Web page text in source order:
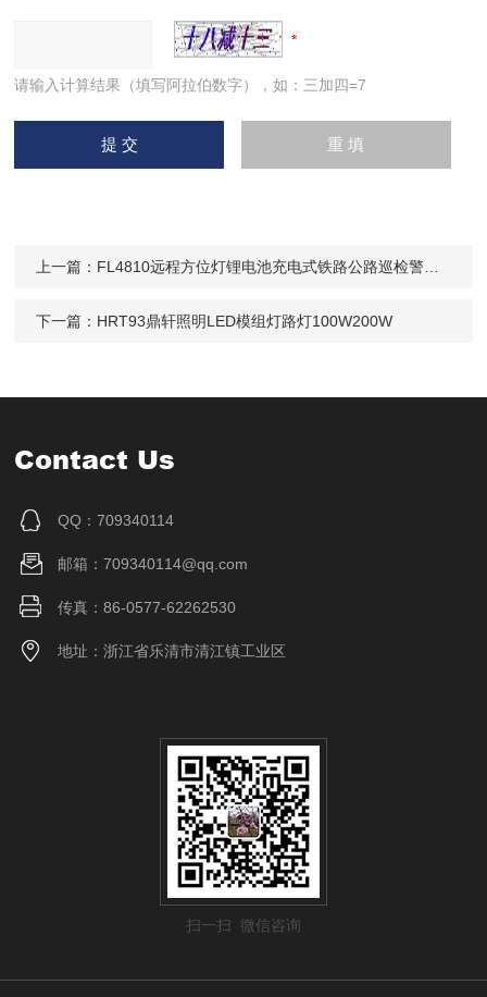
请输入计算结果（填写阿拉伯数字），如：三加四=7
上一篇： FL4810远程方位灯锂电池充电式铁路公路巡检警示灯
下一篇： HRT93鼎轩照明LED模组灯路灯100W200W
Contact Us
QQ：709340114
邮箱：709340114@qq.com
传真：86-0577-62262530
地址：浙江省乐清市清江镇工业区
扫一扫 微信咨询